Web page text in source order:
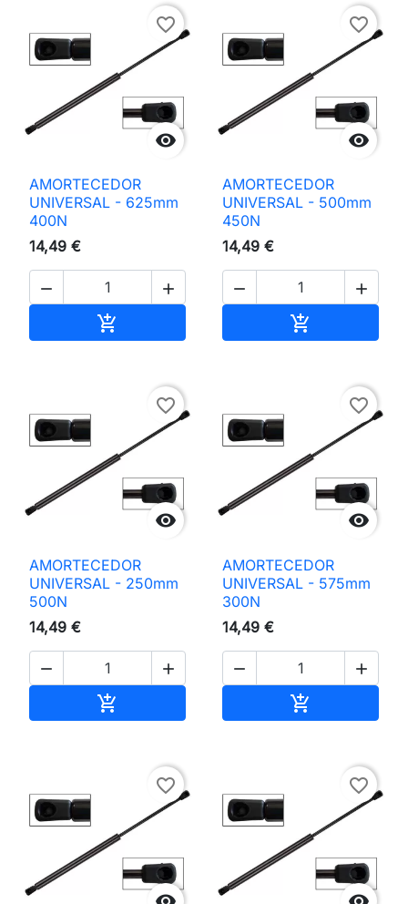

favorite_border
AMORTECEDOR
UNIVERSAL - 625mm
400N
14,49 €
 


favorite_border
AMORTECEDOR
UNIVERSAL - 500mm
450N
14,49 €
 


favorite_border
AMORTECEDOR
UNIVERSAL - 250mm
500N
14,49 €
 


favorite_border
AMORTECEDOR
UNIVERSAL - 575mm
300N
14,49 €
 

favorite_border favorite_border